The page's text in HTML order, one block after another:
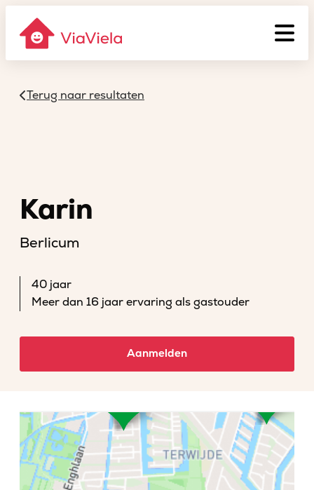
Terug naar resultaten
Karin
Berlicum
40 jaar
Meer dan 16 jaar ervaring als gastouder
Aanmelden